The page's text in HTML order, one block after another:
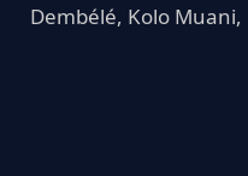
Dembélé, Kolo Muani,